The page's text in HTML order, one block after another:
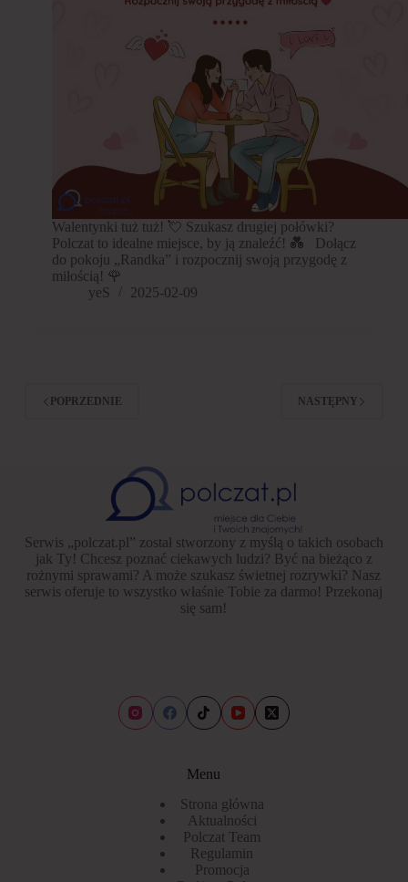
Walentynki tuż tuż! 💘 Szukasz drugiej połówki?
Polczat to idealne miejsce, by ją znaleźć! 💑 Dołącz
do pokoju „Randka” i rozpocznij swoją przygodę z
miłością! 🌹
yeS
2025-02-09
POPRZEDNIE NASTĘPNY
Serwis „polczat.pl” został stworzony z myślą o takich osobach
jak Ty! Chcesz poznać ciekawych ludzi? Być na bieżąco z
rożnymi sprawami? A może szukasz świetnej rozrywki? Nasz
serwis oferuje to wszystko właśnie Tobie za darmo! Przekonaj
się sam!
Menu
Strona główna
Aktualności
Polczat Team
Regulamin
Promocja